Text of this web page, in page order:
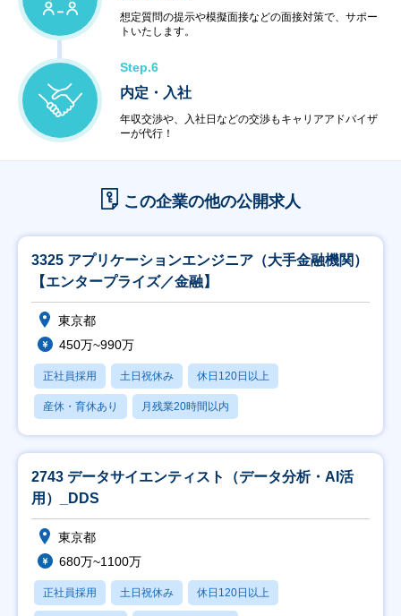
想定質問の提示や模擬面接などの面接対策で、サポー
トいたします。
Step.6
内定・入社
年収交渉や、入社日などの交渉もキャリアアドバイザ
ーが代行！
この企業の他の公開求人
3325 アプリケーションエンジニア（大手金融機関）
【エンタープライズ／金融】
東京都
450万~990万
正社員採用 土日祝休み 休日120日以上
産休・育休あり 月残業20時間以内
2743 データサイエンティスト（データ分析・AI活
用）_DDS
東京都
680万~1100万
正社員採用 土日祝休み 休日120日以上